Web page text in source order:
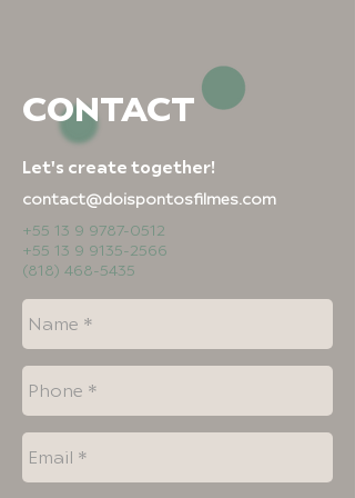
CONTACT
Let's create together!
contact@doispontosfilmes.com
+55 13 9 9787-0512
+55 13 9 9135-2566
(818) 468-5435